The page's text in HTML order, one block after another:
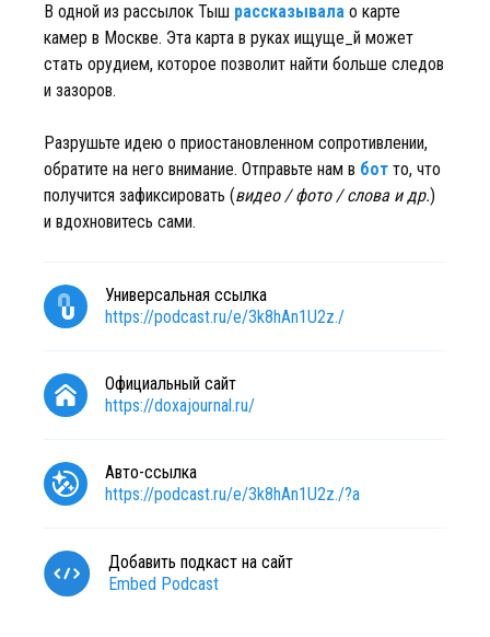
В одной из рассылок Тыш рассказывала о карте
камер в Москве. Эта карта в руках ищуще_й может
стать орудием, которое позволит найти больше следов
и зазоров.
Разрушьте идею о приостановленном сопротивлении,
обратите на него внимание. Отправьте нам в бот то, что
получится зафиксировать (видео / фото / слова и др.)
и вдохновитесь сами.
Универсальная ссылка
https://podcast.ru/e/3k8hAn1U2z./
Официальный сайт
https://doxajournal.ru/
Авто-ссылка
https://podcast.ru/e/3k8hAn1U2z./?a
Добавить подкаст на сайт
Embed Podcast